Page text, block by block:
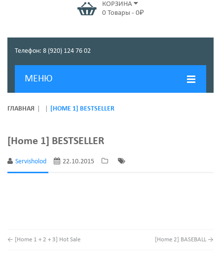
КОРЗИНА
0 Товары - 0₽
Телефон: 8 (920) 124 76 02
МЕНЮ
ГЛАВНАЯ
О КОМПАНИИ
НОВОСТИ
ГЛАВНАЯ [HOME 1] BESTSELLER
[Home 1] BESTSELLER
Servisholod 22.10.2015
← [Home 1 + 2 + 3] Hot Sale [Home 2] BASEBALL →